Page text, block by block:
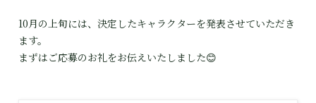
10月の上旬には、決定したキャラクターを発表させていただき
ます。
まずはご応募のお礼をお伝えいたしました😊